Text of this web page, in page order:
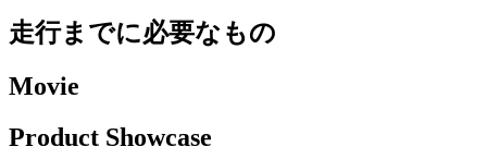
走行までに必要なもの
Movie
Product Showcase